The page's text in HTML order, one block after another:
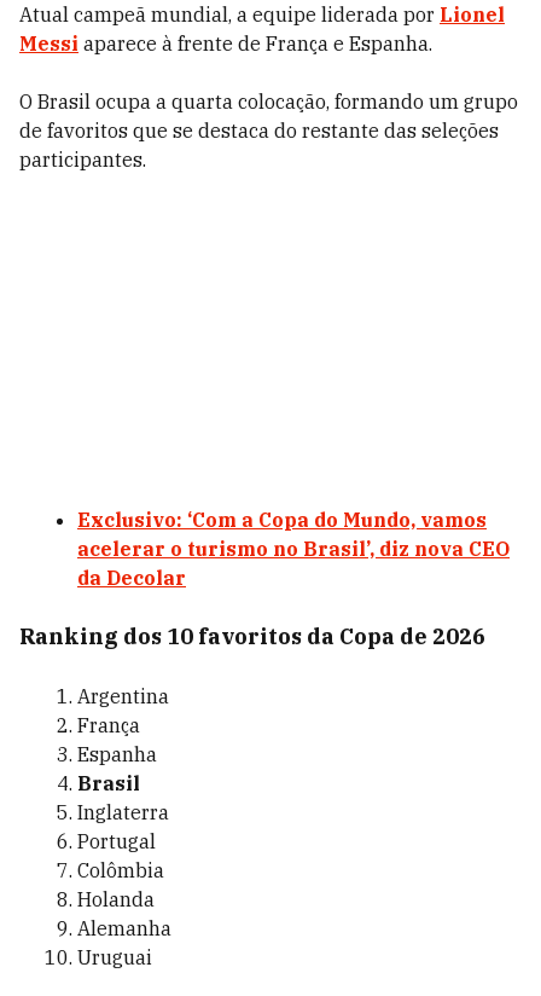
Atual campeã mundial, a equipe liderada por Lionel
Messi aparece à frente de França e Espanha.
O Brasil ocupa a quarta colocação, formando um grupo
de favoritos que se destaca do restante das seleções
participantes.
Exclusivo: ‘Com a Copa do Mundo, vamos
acelerar o turismo no Brasil’, diz nova CEO
da Decolar
Ranking dos 10 favoritos da Copa de 2026
Argentina
França
Espanha
Brasil
Inglaterra
Portugal
Colômbia
Holanda
Alemanha
Uruguai